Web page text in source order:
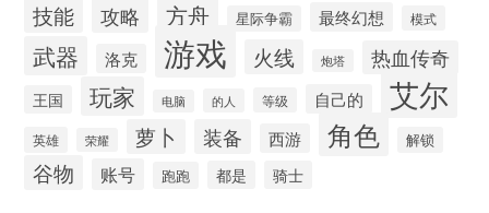
技能 攻略 方舟 星际争霸 最终幻想 模式
武器 洛克 游戏 火线 炮塔 热血传奇
王国 玩家 电脑 的人 等级 自己的 艾尔
英雄 荣耀 萝卜 装备 西游 角色 解锁
谷物 账号 跑跑 都是 骑士